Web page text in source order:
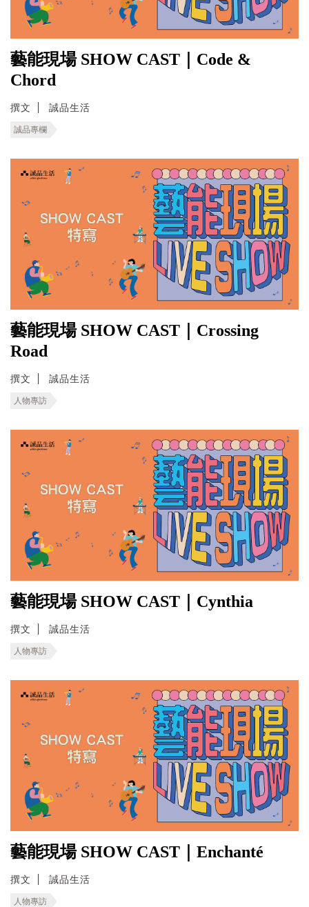
藝能現場 SHOW CAST｜Code &
Chord
撰文 誠品生活
誠品專欄
藝能現場 SHOW CAST｜Crossing
Road
撰文 誠品生活
人物專訪
藝能現場 SHOW CAST｜Cynthia
撰文 誠品生活
人物專訪
藝能現場 SHOW CAST｜Enchanté
撰文 誠品生活
人物專訪